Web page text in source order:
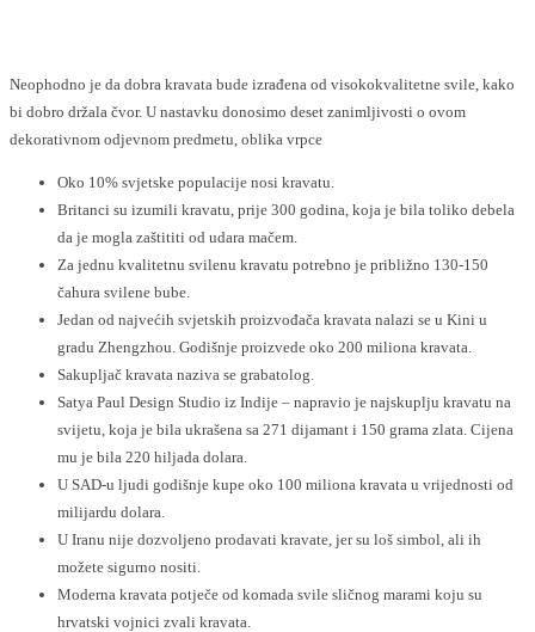
Neophodno je da dobra kravata bude izrađena od visokokvalitetne svile, kako
bi dobro držala čvor. U nastavku donosimo deset zanimljivosti o ovom
dekorativnom odjevnom predmetu, oblika vrpce
Oko 10% svjetske populacije nosi kravatu.
Britanci su izumili kravatu, prije 300 godina, koja je bila toliko debela
da je mogla zaštititi od udara mačem.
Za jednu kvalitetnu svilenu kravatu potrebno je približno 130-150
čahura svilene bube.
Jedan od najvećih svjetskih proizvođača kravata nalazi se u Kini u
gradu Zhengzhou. Godišnje proizvede oko 200 miliona kravata.
Sakupljač kravata naziva se grabatolog.
Satya Paul Design Studio iz Indije – napravio je najskuplju kravatu na
svijetu, koja je bila ukrašena sa 271 dijamant i 150 grama zlata. Cijena
mu je bila 220 hiljada dolara.
U SAD-u ljudi godišnje kupe oko 100 miliona kravata u vrijednosti od
milijardu dolara.
U Iranu nije dozvoljeno prodavati kravate, jer su loš simbol, ali ih
možete sigurno nositi.
Moderna kravata potječe od komada svile sličnog marami koju su
hrvatski vojnici zvali kravata.